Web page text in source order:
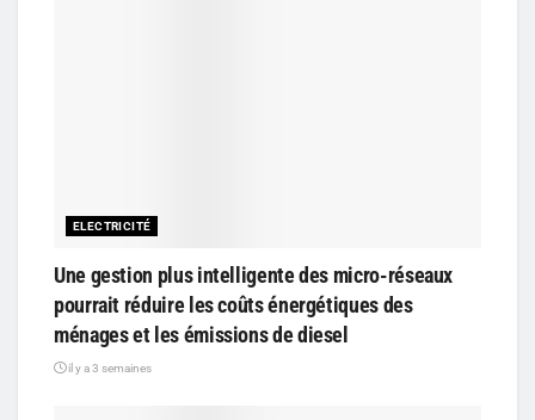
ELECTRICITÉ
Une gestion plus intelligente des micro-réseaux
pourrait réduire les coûts énergétiques des
ménages et les émissions de diesel
il y a 3 semaines